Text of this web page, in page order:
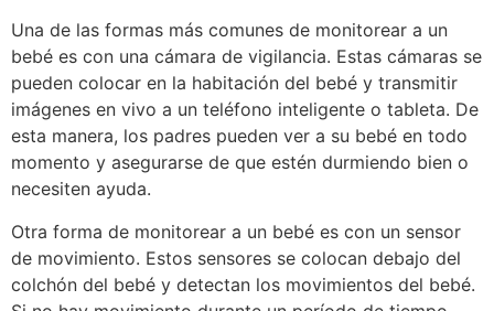
Una de las formas más comunes de monitorear a un
bebé es con una cámara de vigilancia. Estas cámaras se
pueden colocar en la habitación del bebé y transmitir
imágenes en vivo a un teléfono inteligente o tableta. De
esta manera, los padres pueden ver a su bebé en todo
momento y asegurarse de que estén durmiendo bien o
necesiten ayuda.
Otra forma de monitorear a un bebé es con un sensor
de movimiento. Estos sensores se colocan debajo del
colchón del bebé y detectan los movimientos del bebé.